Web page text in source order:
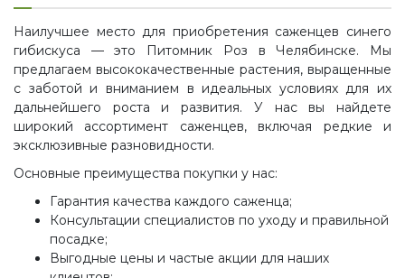
Наилучшее место для приобретения саженцев синего
гибискуса — это Питомник Роз в Челябинске. Мы
предлагаем высококачественные растения, выращенные
с заботой и вниманием в идеальных условиях для их
дальнейшего роста и развития. У нас вы найдете
широкий ассортимент саженцев, включая редкие и
эксклюзивные разновидности.
Основные преимущества покупки у нас:
Гарантия качества каждого саженца;
Консультации специалистов по уходу и правильной
посадке;
Выгодные цены и частые акции для наших